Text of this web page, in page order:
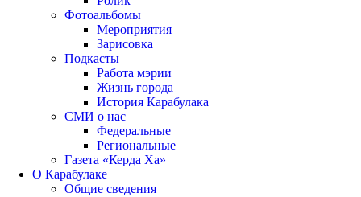
Фотоальбомы
Мероприятия
Зарисовка
Подкасты
Работа мэрии
Жизнь города
История Карабулака
СМИ о нас
Федеральные
Региональные
Газета «Керда Ха»
О Карабулаке
Общие сведения